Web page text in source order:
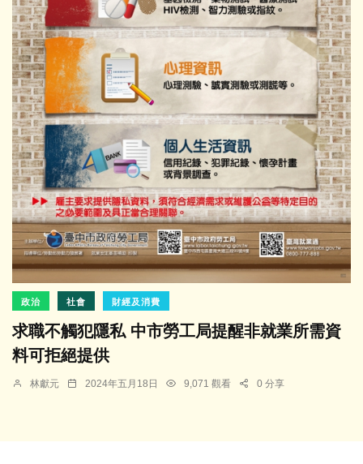
政治 社會 財經及消費
求職不觸犯隱私 中市勞工局提醒非就業所需資
料可拒絕提供
林獻元 2024年五月18日 9,071 觀看 0 分享